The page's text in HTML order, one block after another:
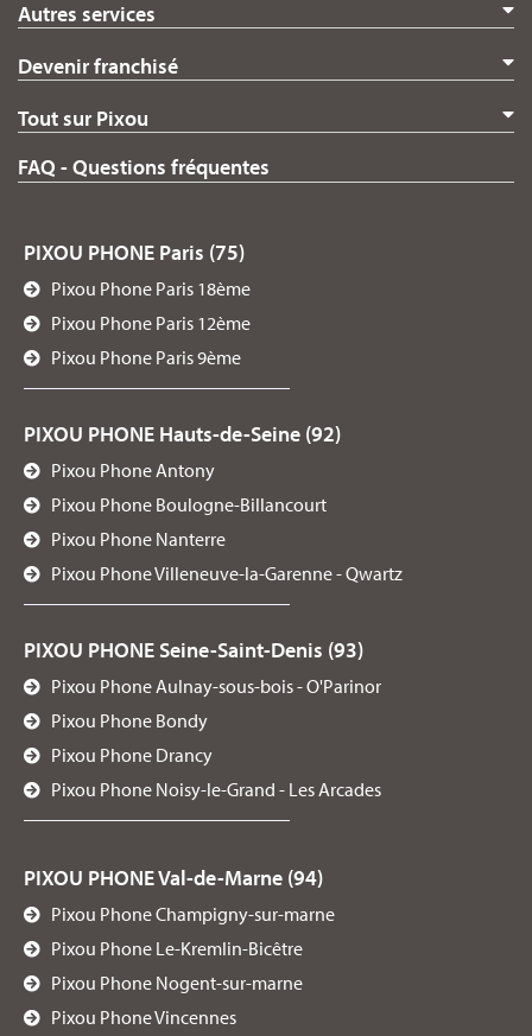
Autres services
Devenir franchisé
Tout sur Pixou
FAQ - Questions fréquentes
PIXOU PHONE Paris (75)
Pixou Phone Paris 18ème
Pixou Phone Paris 12ème
Pixou Phone Paris 9ème
PIXOU PHONE Hauts-de-Seine (92)
Pixou Phone Antony
Pixou Phone Boulogne-Billancourt
Pixou Phone Nanterre
Pixou Phone Villeneuve-la-Garenne - Qwartz
PIXOU PHONE Seine-Saint-Denis (93)
Pixou Phone Aulnay-sous-bois - O'Parinor
Pixou Phone Bondy
Pixou Phone Drancy
Pixou Phone Noisy-le-Grand - Les Arcades
PIXOU PHONE Val-de-Marne (94)
Pixou Phone Champigny-sur-marne
Pixou Phone Le-Kremlin-Bicêtre
Pixou Phone Nogent-sur-marne
Pixou Phone Vincennes